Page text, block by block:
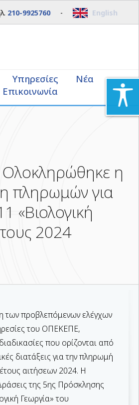
210-9925760- English
Υπηρεσίες
Νέα
Επικοινωνία
η
πληρωμών για
«Βιολογική
2024
των προβλεπόμενων ελέγχων
του ΟΠΕΚΕΠΕ,
που ορίζονται από
διατάξεις για την πληρωμή
αιτήσεων 2024. Η
της 5ης Πρόσκλησης
Γεωργία» του